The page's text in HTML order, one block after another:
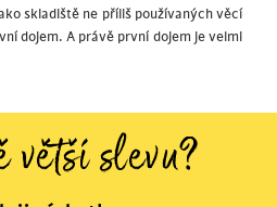
skladiště ne příliš používaných věcí
dojem. A právě první dojem je velmi
větší slevu?